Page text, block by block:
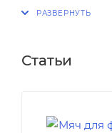
Статьи